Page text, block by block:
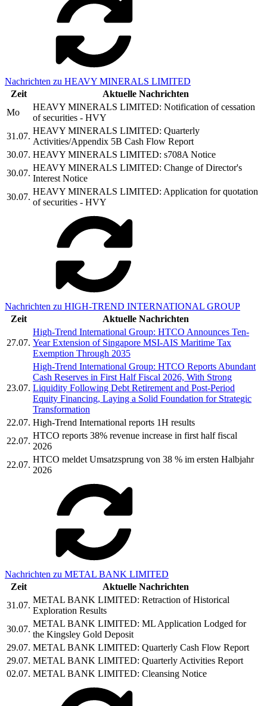
Nachrichten zu HEAVY MINERALS LIMITED
Zeit
Aktuelle Nachrichten
Mo
HEAVY MINERALS LIMITED: Notification of cessation
of securities - HVY
31.07.
HEAVY MINERALS LIMITED: Quarterly
Activities/Appendix 5B Cash Flow Report
30.07. HEAVY MINERALS LIMITED: s708A Notice
30.07.
HEAVY MINERALS LIMITED: Change of Director's
Interest Notice
30.07.
HEAVY MINERALS LIMITED: Application for quotation
of securities - HVY
Nachrichten zu HIGH-TREND INTERNATIONAL GROUP
Zeit
Aktuelle Nachrichten
27.07.
High-Trend International Group: HTCO Announces Ten-
Year Extension of Singapore MSI-AIS Maritime Tax
Exemption Through 2035
23.07.
High-Trend International Group: HTCO Reports Abundant
Cash Reserves in First Half Fiscal 2026, With Strong
Liquidity Following Debt Retirement and Post-Period
Equity Financing, Laying a Solid Foundation for Strategic
Transformation
22.07. High-Trend International reports 1H results
22.07.
HTCO reports 38% revenue increase in first half fiscal
2026
22.07.
HTCO meldet Umsatzsprung von 38 % im ersten Halbjahr
2026
Nachrichten zu METAL BANK LIMITED
Zeit
Aktuelle Nachrichten
31.07.
METAL BANK LIMITED: Retraction of Historical
Exploration Results
30.07.
METAL BANK LIMITED: ML Application Lodged for
the Kingsley Gold Deposit
29.07. METAL BANK LIMITED: Quarterly Cash Flow Report
29.07. METAL BANK LIMITED: Quarterly Activities Report
02.07. METAL BANK LIMITED: Cleansing Notice